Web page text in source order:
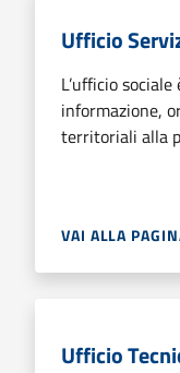
Ufficio
L’ufficio
informazione,
territoriali alla
VAI ALLA
Ufficio